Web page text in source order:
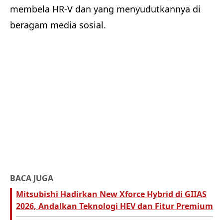
membela HR-V dan yang menyudutkannya di
beragam media sosial.
BACA JUGA
Mitsubishi Hadirkan New Xforce Hybrid di GIIAS
2026, Andalkan Teknologi HEV dan Fitur Premium